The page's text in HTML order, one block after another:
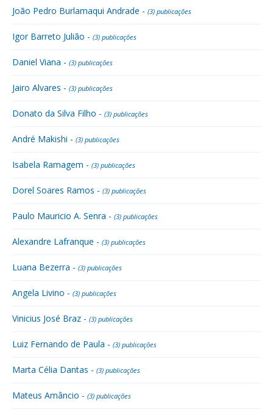
João Pedro Burlamaqui Andrade - (3) publicações
Igor Barreto Julião - (3) publicações
Daniel Viana - (3) publicações
Jairo Alvares - (3) publicações
Donato da Silva Filho - (3) publicações
André Makishi - (3) publicações
Isabela Ramagem - (3) publicações
Dorel Soares Ramos - (3) publicações
Paulo Mauricio A. Senra - (3) publicações
Alexandre Lafranque - (3) publicações
Luana Bezerra - (3) publicações
Angela Livino - (3) publicações
Vinicius José Braz - (3) publicações
Luiz Fernando de Paula - (3) publicações
Marta Célia Dantas - (3) publicações
Mateus Amâncio - (3) publicações